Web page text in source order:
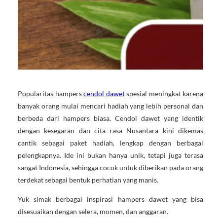
Popularitas hamperscendol dawetspesial meningkat karena
banyak orang mulai mencari hadiah yang lebih personal dan
berbeda dari hampers biasa. Cendol dawet yang identik
dengan kesegaran dan cita rasa Nusantara kini dikemas
cantik sebagai paket hadiah, lengkap dengan berbagai
pelengkapnya. Ide ini bukan hanya unik, tetapi juga terasa
sangat Indonesia, sehingga cocok untuk diberikan pada orang
terdekat sebagai bentuk perhatian yang manis.
Yuk simak berbagai inspirasi hampers dawet yang bisa
disesuaikan dengan selera, momen, dan anggaran.